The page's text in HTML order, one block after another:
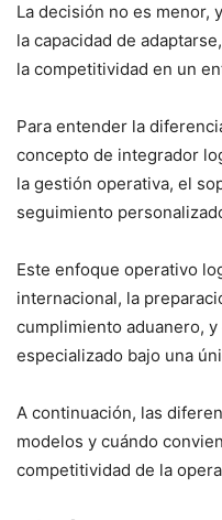
La decisión no es menor,
la capacidad de
la competitividad en un
Para entender la
concepto de integrador
la gestión operativa, el
seguimiento
Este enfoque operativo
internacional, la
cumplimiento aduanero,
especializado bajo una
A continuación, las
modelos y cuándo
competitividad de la